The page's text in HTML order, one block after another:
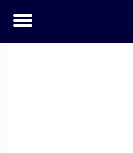
Toggle